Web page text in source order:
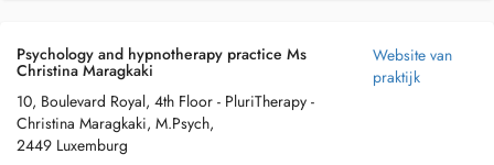
Psychology and hypnotherapy practice Ms
Christina Maragkaki
10, Boulevard Royal, 4th Floor - PluriTherapy -
Christina Maragkaki, M.Psych,
2449 Luxemburg
Website van
praktijk